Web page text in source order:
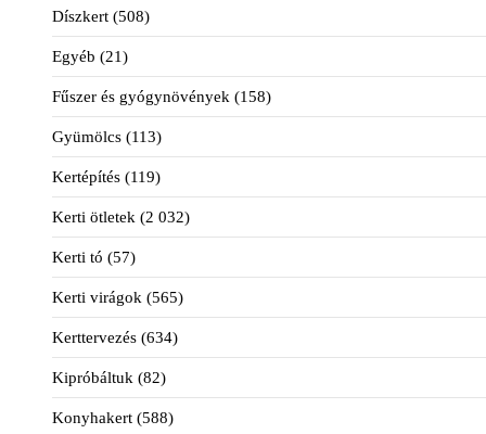
Díszkert (508)
Egyéb (21)
Fűszer és gyógynövények (158)
Gyümölcs (113)
Kertépítés (119)
Kerti ötletek (2 032)
Kerti tó (57)
Kerti virágok (565)
Kerttervezés (634)
Kipróbáltuk (82)
Konyhakert (588)